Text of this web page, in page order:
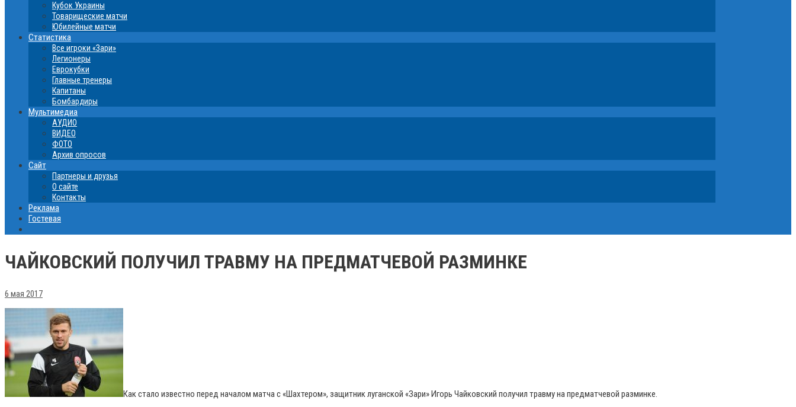
Кубок Украины
Товарищеские матчи
Юбилейные матчи
Статистика
Все игроки «Зари»
Легионеры
Еврокубки
Главные тренеры
Капитаны
Бомбардиры
Мультимедиа
АУДИО
ВИДЕО
ФОТО
Архив опросов
Сайт
Партнеры и друзья
О сайте
Контакты
Реклама
Гостевая
ЧАЙКОВСКИЙ ПОЛУЧИЛ ТРАВМУ НА ПРЕДМАТЧЕВОЙ РАЗМИНКЕ
6 мая 2017
Как стало известно перед началом матча с «Шахтером», защитник луганской «Зари» Игорь Чайковский получил травму на предматчевой разминке.